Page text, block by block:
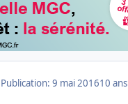
Publication: 9 mai 201610 ans